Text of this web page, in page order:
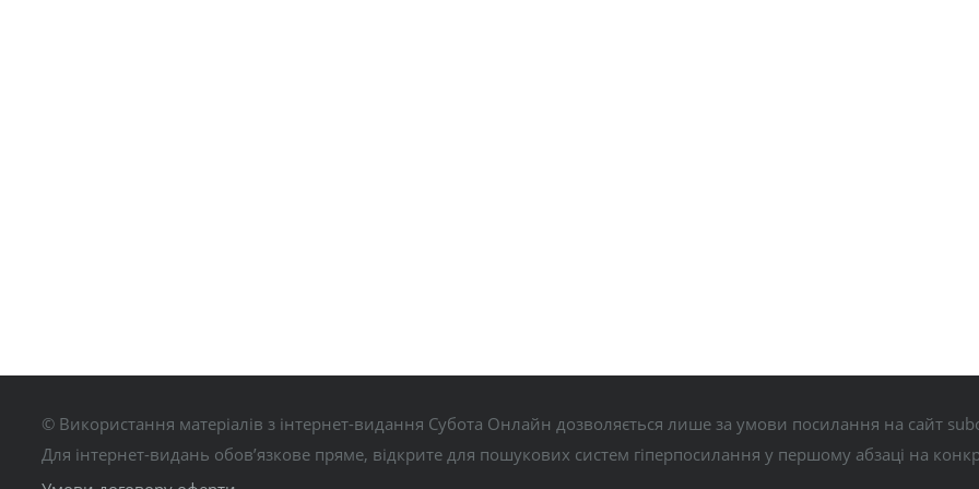
© Використання матеріалів з інтернет-видання Субота Онлайн дозволяється лише за умови посилання на сайт
Для інтернет-видань обов’язкове пряме, відкрите для пошукових систем гіперпосилання у першому абзаці на